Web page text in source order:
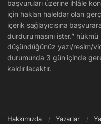
başvuruları üzerine ihlâle
için hakları haleldar olan
içerik sağlayıcısına
durdurulmasını ister.”
düşündüğünüz yazı/resim/
durumunda 3 gün içinde
kaldırılacaktır.
Hakkımızda Yazarlar